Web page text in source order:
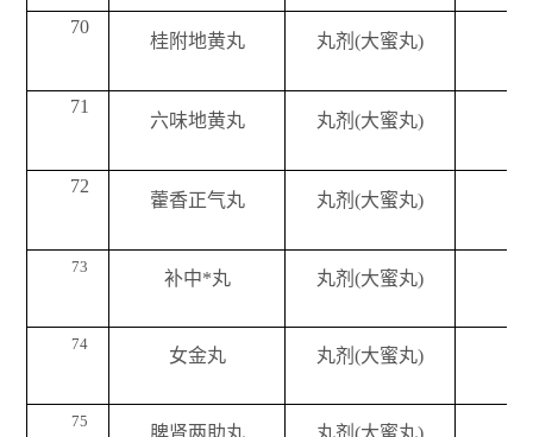
70
桂附地黄丸 丸剂(大蜜丸)
71
六味地黄丸 丸剂(大蜜丸)
72
藿香正气丸 丸剂(大蜜丸)
73
补中*丸 丸剂(大蜜丸)
74
女金丸 丸剂(大蜜丸)
75
脾肾两助丸 丸剂(大蜜丸)